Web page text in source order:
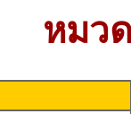
หมว